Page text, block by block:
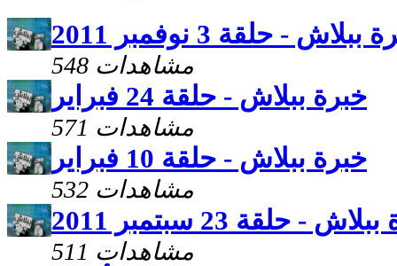
ببلاش - حلقة 3 نوفمبر 2011
548 مشاهدات
خبرة ببلاش - حلقة 24 فبراير
571 مشاهدات
خبرة ببلاش - حلقة 10 فبراير
532 مشاهدات
- حلقة 23 سبتمبر 2011
511 مشاهدات